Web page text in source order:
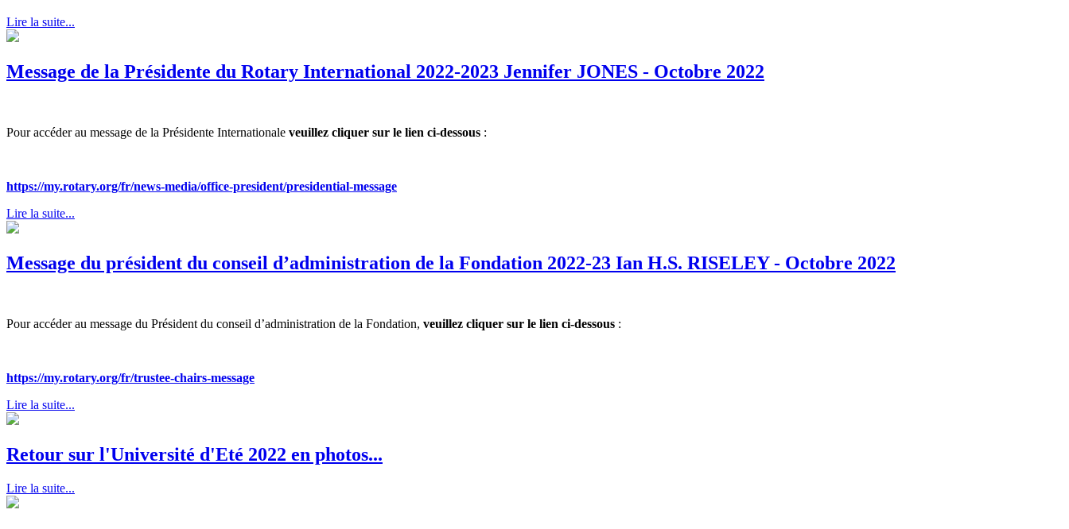
Lire la suite...
Message de la Présidente du Rotary International 2022-2023 Jennifer JONES - Octobre 2022
Pour accéder au message de la Présidente Internationale veuillez cliquer sur le lien ci-dessous :
https://my.rotary.org/fr/news-media/office-president/presidential-message
Lire la suite...
Message du président du conseil d’administration de la Fondation 2022-23 Ian H.S. RISELEY - Octobre 2022
Pour accéder au message du Président du conseil d’administration de la Fondation, veuillez cliquer sur le lien ci-dessous :
https://my.rotary.org/fr/trustee-chairs-message
Lire la suite...
Retour sur l'Université d'Eté 2022 en photos...
Lire la suite...